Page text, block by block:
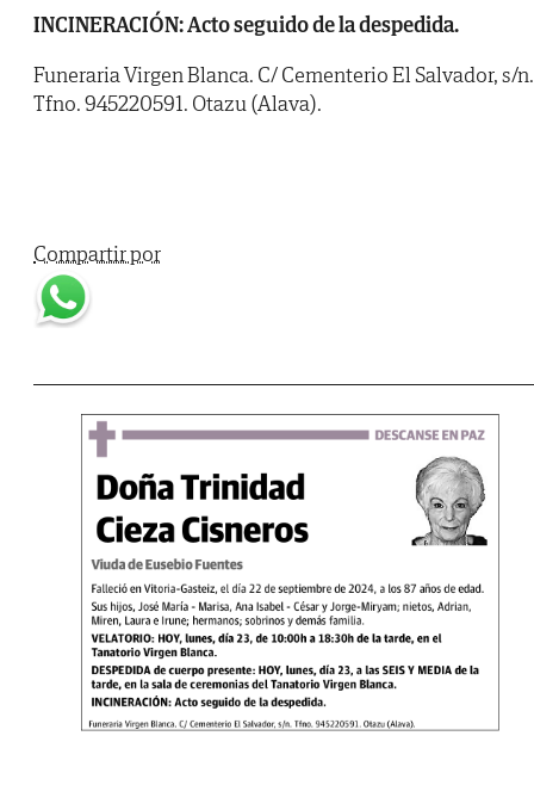
INCINERACIÓN: Acto seguido de la despedida.
Funeraria Virgen Blanca. C/ Cementerio El Salvador, s/n.
Tfno. 945220591. Otazu (Alava).
Compartir por